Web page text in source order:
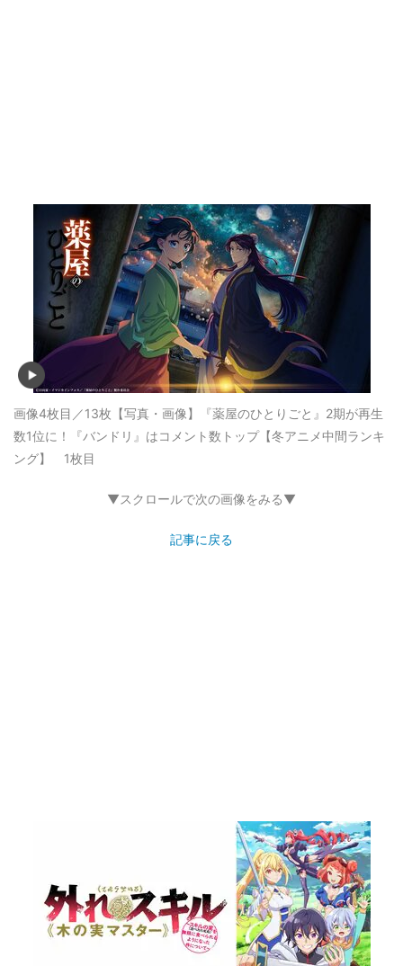
画像4枚目／13枚 【写真・画像】『薬屋のひとりごと』2期が再生
数1位に！『バンドリ』はコメント数トップ【冬アニメ中間ランキ
ング】 1枚目
▼スクロールで次の画像をみる▼
記事に戻る